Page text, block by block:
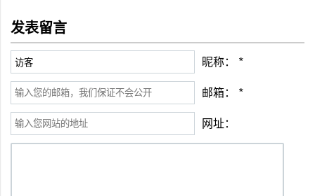
发表留言
昵称： *
邮箱： *
网址：